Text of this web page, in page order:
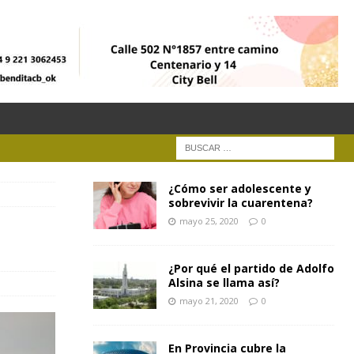
¿Cómo ser adolescente y
sobrevivir la cuarentena?
mayo 25, 2020 0
¿Por qué el partido de Adolfo
Alsina se llama así?
mayo 21, 2020 0
En Provincia cubre la